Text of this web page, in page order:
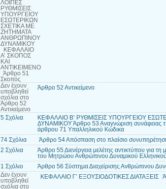
ΛΟΙΠΕΣ
ΡΥΘΜΙΣΕΙΣ
ΥΠΟΥΡΓΕΙΟΥ
ΕΣΩΤΕΡΙΚΩΝ
ΣΧΕΤΙΚΑ ΜΕ
ΖΗΤΗΜΑΤΑ
ΑΝΘΡΩΠΙΝΟΥ
ΔΥΝΑΜΙΚΟΥ
ΚΕΦΑΛΑΙΟ
Α’ ΣΚΟΠΟΣ
ΚΑΙ
ΑΝΤΙΚΕΙΜΕΝΟ
Άρθρο 51
Σκοπός
Δεν έχουν
υποβληθεί
σχόλια στο
Άρθρο 52
Αντικείμενο
Άρθρο 52 Αντικείμενο
5 Σχόλια
ΚΕΦΑΛΑΙΟ Β’ ΡΥΘΜΙΣΕΙΣ ΥΠΟΥΡΓΕΙΟΥ
ΔΥΝΑΜΙΚΟΥ Άρθρο 53 Αναγνώριση συνάφειας
άρθρου 71 Υπαλληλικού Κώδικα
74 Σχόλια
Άρθρο 54 Απόσπαση στο πλαίσιο
2 Σχόλια
Άρθρο 55 Διενέργεια μελέτης αντικτύπου για
του Μητρώου Ανθρώπινου Δυναμικού
1 Σχόλιο
Άρθρο 56 Σύστημα Διαχείρισης Ανθρώπινου
Δεν έχουν
υποβληθεί
σχόλια στο
ΚΕΦΑΛΑΙΟ Γ’ ΕΞΟΥΣΙΟΔΟΤΙΚΕΣ ΔΙΑΤΑΞΕΙΣ